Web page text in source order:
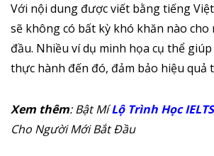
Với nội dung được viết bằng tiếng
sẽ không có bất kỳ khó khăn nào
đầu. Nhiều ví dụ minh họa cụ thể
thực hành đến đó, đảm bảo hiệu quả
Xem thêm: Bật MíLộ Trình Học
Cho Người Mới Bắt Đầu